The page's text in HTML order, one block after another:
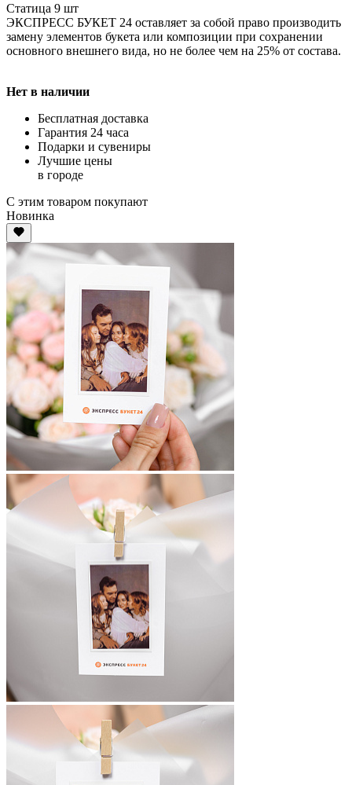
Статица 9 шт
ЭКСПРЕСС БУКЕТ 24 оставляет за собой право производить
замену элементов букета или композиции при сохранении
основного внешнего вида, но не более чем на 25% от состава.
Нет в наличии
Бесплатная доставка
Гарантия 24 часа
Подарки и сувениры
Лучшие цены
в городе
С этим товаром покупают
Новинка